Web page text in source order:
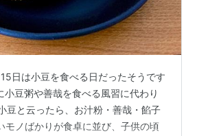
日は小豆を食べる日だったそうです
小豆粥や善哉を食べる風習に代わり
豆と云ったら、お汁粉・善哉・餡子
モノばかりが食卓に並び、子供の頃